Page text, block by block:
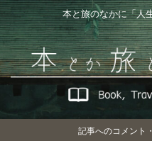
本と旅のなかに「人
記事へのコメント